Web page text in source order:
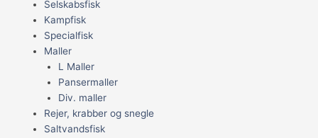
Selskabsfisk
Kampfisk
Specialfisk
Maller
L Maller
Pansermaller
Div. maller
Rejer, krabber og snegle
Saltvandsfisk